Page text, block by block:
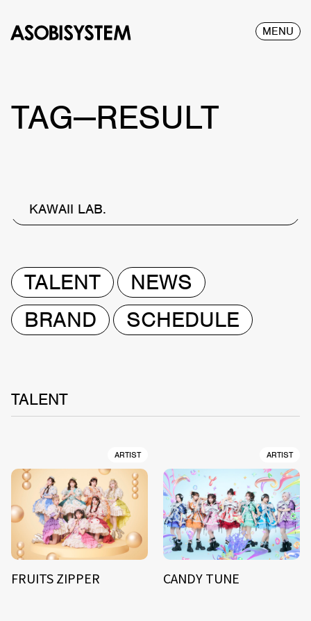
MENU
TAG—RESULT
KAWAII LAB.
TALENT
NEWS
BRAND
SCHEDULE
TALENT
ARTIST
FRUITS ZIPPER
ARTIST
CANDY TUNE